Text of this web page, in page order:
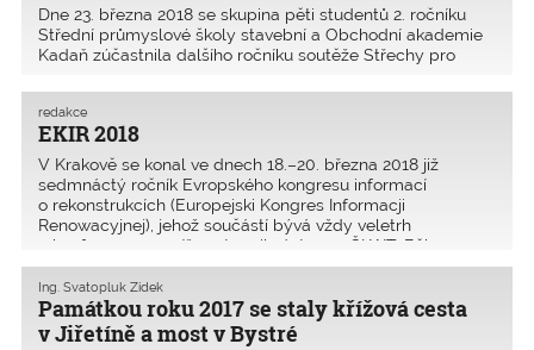
Dne 23. března 2018 se skupina pěti studentů 2. ročníku
Střední průmyslové školy stavební a Obchodní akademie
Kadaň zúčastnila dalšího ročníku soutěže Střechy pro
Thüringen na Technické vysoké škole v Erfurtu. Do
EKIR 2018
redakce
V Krakově se konal ve dnech 18.–20. března 2018 již
sedmnáctý ročník Evropského kongresu informací
o rekonstrukcích (Europejski Kongres Informacji
Renowacyjnej), jehož součástí bývá vždy veletrh
a konference, na níž vystoupil zástupce ČKAIT. Během
konference měli posluch
Památkou roku 2017 se staly křížová cesta
v Jiřetíně a most v Bystré
Ing. Svatopluk Zídek